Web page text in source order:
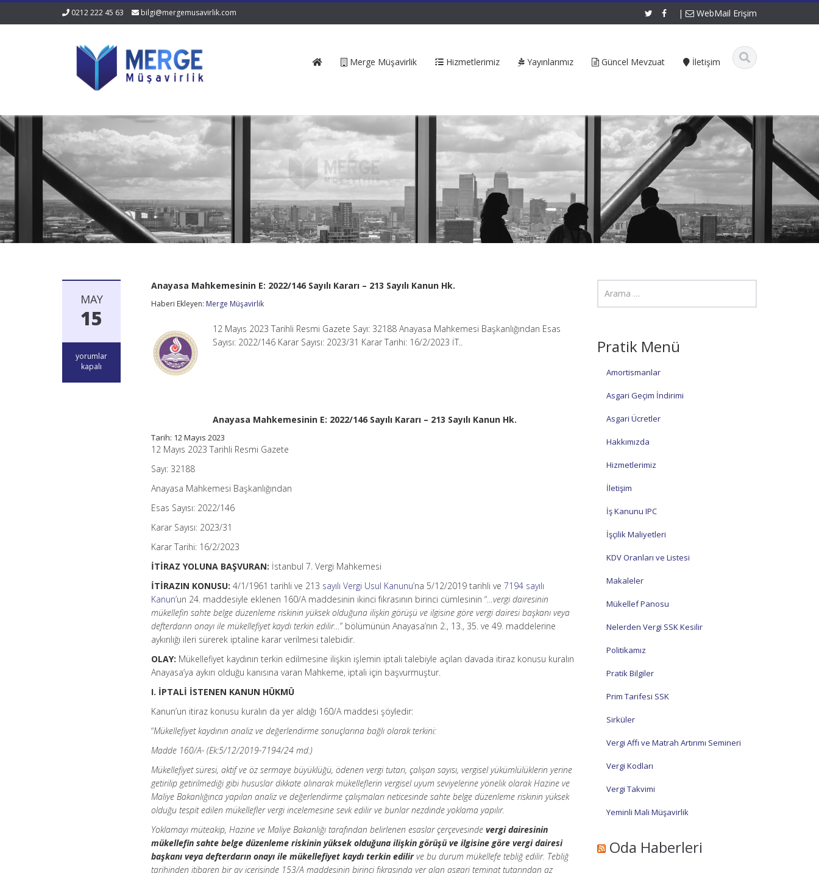
0212 222 45 63 bilgi@mergemusavirlik.com | WebMail Erişim
Merge Müşavirlik Hizmetlerimiz Yayınlarımız Güncel Mevzuat İletişim
MAY
15
Anayasa
Mahkemesinin
yorumlar
kapalı
Anayasa Mahkemesinin E: 2022/146 Sayılı Kararı – 213 Sayılı Kanun Hk.
Haberi Ekleyen: Merge Müşavirlik
12 Mayıs 2023 Tarihli Resmi Gazete Sayı: 32188 Anayasa Mahkemesi Başkanlığından Esas
Sayısı: 2022/146 Karar Sayısı: 2023/31 Karar Tarihi: 16/2/2023 İT..
Anayasa Mahkemesinin E: 2022/146 Sayılı Kararı – 213 Sayılı Kanun Hk.
Tarih: 12 Mayıs 2023
12 Mayıs 2023 Tarihli Resmi Gazete
Sayı: 32188
Anayasa Mahkemesi Başkanlığından
Esas Sayısı: 2022/146
Karar Sayısı: 2023/31
Karar Tarihi: 16/2/2023
İTİRAZ YOLUNA BAŞVURAN: İstanbul 7. Vergi Mahkemesi
İTİRAZIN KONUSU: 4/1/1961 tarihli ve 213 sayılı Vergi Usul Kanunu’na 5/12/2019 tarihli ve7194 sayılı
Kanun’un 24. maddesiyle eklenen 160/A maddesinin ikinci fıkrasının birinci cümlesinin “ …vergi dairesinin
mükellefin sahte belge düzenleme riskinin yüksek olduğuna ilişkin görüşü ve ilgisine göre vergi dairesi başkanı veya
defterdarın onayı ile mükellefiyet kaydı terkin edilir…” bölümünün Anayasa’nın 2., 13., 35. ve 49. maddelerine
aykırılığı ileri sürerek iptaline karar verilmesi talebidir.
OLAY: Mükellefiyet kaydının terkin edilmesine ilişkin işlemin iptali talebiyle açılan davada itiraz konusu kuralın
Anayasa’ya aykırı olduğu kanısına varan Mahkeme, iptali için başvurmuştur.
I. İPTALİ İSTENEN KANUN HÜKMÜ
Kanun’un itiraz konusu kuralın da yer aldığı 160/A maddesi şöyledir:
“Mükellefiyet kaydının analiz ve değerlendirme sonuçlarına bağlı olarak terkini:
Madde 160/A- (Ek:5/12/2019-7194/24 md.)
Mükellefiyet süresi, aktif ve öz sermaye büyüklüğü, ödenen vergi tutarı, çalışan sayısı, vergisel yükümlülüklerin yerine
getirilip getirilmediği gibi hususlar dikkate alınarak mükelleflerin vergisel uyum seviyelerine yönelik olarak Hazine ve
Maliye Bakanlığınca yapılan analiz ve değerlendirme çalışmaları neticesinde sahte belge düzenleme riskinin yüksek
olduğu tespit edilen mükellefler vergi incelemesine sevk edilir ve bunlar nezdinde yoklama yapılır.
Yoklamayı müteakip, Hazine ve Maliye Bakanlığı tarafından belirlenen esaslar çerçevesindevergi dairesinin
mükellefin sahte belge düzenleme riskinin yüksek olduğuna ilişkin görüşü ve ilgisine göre vergi dairesi
başkanı veya defterdarın onayı ile mükellefiyet kaydı terkin edilirve bu durum mükellefe tebliğ edilir. Tebliğ
tarihinden itibaren bir ay içerisinde 153/A maddesinin birinci fıkrasında yer alan asgari teminat tutarından az
Pratik Menü
Amortismanlar
Asgari Geçim İndirimi
Asgari Ücretler
Hakkımızda
Hizmetlerimiz
İletişim
İş Kanunu IPC
İşçilik Maliyetleri
KDV Oranları ve Listesi
Makaleler
Mükellef Panosu
Nelerden Vergi SSK Kesilir
Politikamız
Pratik Bilgiler
Prim Tarifesi SSK
Sirküler
Vergi Affı ve Matrah Artırımı Semineri
Vergi Kodları
Vergi Takvimi
Yeminli Mali Müşavirlik
Oda Haberleri